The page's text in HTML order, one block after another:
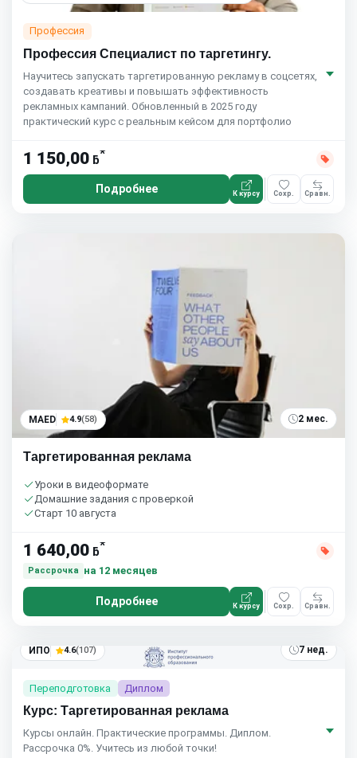
Профессия
Профессия Специалист по таргетингу.
Научитесь запускать таргетированную рекламу в соцсетях,
создавать креативы и повышать эффективность
рекламных кампаний. Обновленный в 2025 году
практический курс с реальным кейсом для портфолио
1 150,00 ƃ*
Подробнее К курсу Сохр. Сравн.
MAED 4.9(58) 2 мес.
Таргетированная реклама
Уроки в видеоформате
Домашние задания с проверкой
Старт 10 августа
1 640,00 ƃ*
Рассрочка на 12 месяцев
Подробнее К курсу Сохр. Сравн.
ИПО 4.6(107) 7 нед.
Переподготовка Диплом
Курс: Таргетированная реклама
Курсы онлайн. Практические программы. Диплом.
Рассрочка 0%. Учитесь из любой точки!